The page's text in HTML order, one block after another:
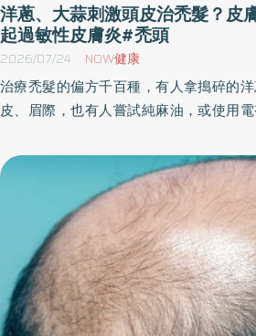
洋蔥、大蒜刺激頭皮治禿髮？皮
起過敏性皮膚炎#禿頭
2026/07/24 NOW健康
治療禿髮的偏方千百種，有人拿搗碎的
皮、眉際，也有人嘗試純麻油，或使用
議，所有掉髮都有其原因，應該對症下藥